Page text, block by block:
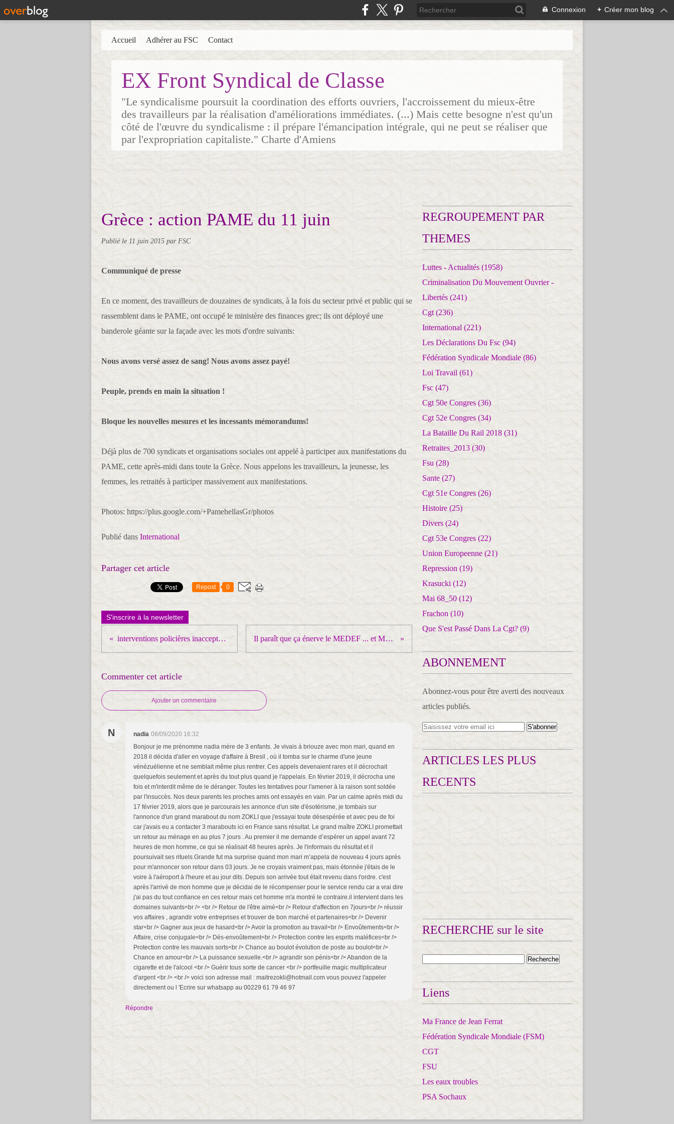
Connexion + Créer mon blog
EX Front Syndical de Classe
"Le syndicalisme poursuit la coordination des efforts ouvriers, l'accroissement du mieux-être
des travailleurs par la réalisation d'améliorations immédiates. (...) Mais cette besogne n'est qu'un
côté de l'œuvre du syndicalisme : il prépare l'émancipation intégrale, qui ne peut se réaliser que
par l'expropriation capitaliste." Charte d'Amiens
Accueil Adhérer au FSC Contact
Grèce : action PAME du 11 juin
Publié le 11 juin 2015 par FSC
Communiqué de presse
En ce moment, des travailleurs de douzaines de syndicats, à la fois du secteur privé et public qui se
rassemblent dans le PAME, ont occupé le ministère des finances grec; ils ont déployé une
banderole géante sur la façade avec les mots d'ordre suivants:
Nous avons versé assez de sang! Nous avons assez payé!
Peuple, prends en main la situation !
Bloque les nouvelles mesures et les incessants mémorandums!
Déjà plus de 700 syndicats et organisations sociales ont appelé à participer aux manifestations du
PAME, cette après-midi dans toute la Grèce. Nous appelons les travailleurs, la jeunesse, les
femmes, les retraités à participer massivement aux manifestations.
Photos: https://plus.google.com/+PamehellasGr/photos
Publié dans International
Partager cet article
Repost 0
S'inscrire à la newsletter
interventions policières inacceptables! Il paraît que ça énerve le MEDEF ... et Macron!
Commenter cet article
Ajouter un commentaire
N nadia 08/09/2020 16:32
Bonjour je me prénomme nadia mère de 3 enfants. Je vivais à briouze avec mon mari, quand en
2018 il décida d'aller en voyage d'affaire à Bresil , où il tomba sur le charme d'une jeune
vénézuélienne et ne semblait même plus rentrer. Ces appels devenaient rares et il décrochait
quelquefois seulement et après du tout plus quand je l'appelais. En février 2019, il décrocha une
fois et m'interdit même de le déranger. Toutes les tentatives pour l'amener à la raison sont soldée
par l'insuccès. Nos deux parents les proches amis ont essayés en vain. Par un calme après midi du
17 février 2019, alors que je parcourais les annonce d'un site d'ésotérisme, je tombais sur
l'annonce d'un grand marabout du nom ZOKLI que j'essayai toute désespérée et avec peu de foi
car j'avais eu a contacter 3 marabouts ici en France sans résultat. Le grand maître ZOKLI promettait
un retour au ménage en au plus 7 jours . Au premier il me demande d’espérer un appel avant 72
heures de mon homme, ce qui se réalisait 48 heures après. Je l'informais du résultat et il
poursuivait ses rituels.Grande fut ma surprise quand mon mari m’appela de nouveau 4 jours après
pour m'annoncer son retour dans 03 jours. Je ne croyais vraiment pas, mais étonnée j'étais de le
voire à l'aéroport à l'heure et au jour dits. Depuis son arrivée tout était revenu dans l'ordre. c'est
après l'arrivé de mon homme que je décidai de le récompenser pour le service rendu car a vrai dire
j'ai pas du tout confiance en ces retour mais cet homme m'a montré le contraire.il intervient dans les
domaines suivants<br /> <br /> Retour de l'être aimé<br /> Retour d'affection en 7jours<br /> réussir
vos affaires , agrandir votre entreprises et trouver de bon marché et partenaires<br /> Devenir
star<br /> Gagner aux jeux de hasard<br /> Avoir la promotion au travail<br /> Envoûtements<br />
Affaire, crise conjugale<br /> Dés-envoûtement<br /> Protection contre les esprits maléfices<br />
Protection contre les mauvais sorts<br /> Chance au boulot évolution de poste au boulot<br />
Chance en amour<br /> La puissance sexuelle.<br /> agrandir son pénis<br /> Abandon de la
cigarette et de l'alcool <br /> Guérir tous sorte de cancer <br /> portfeuille magic multiplicateur
d'argent <br /> <br /> voici son adresse mail : maitrezokli@hotmail.com vous pouvez l'appeler
directement ou l 'Ecrire sur whatsapp au 00229 61 79 46 97
Répondre
REGROUPEMENT PAR
THEMES
Luttes - Actualités (1958)
Criminalisation Du Mouvement Ouvrier -
Libertés (241)
Cgt (236)
International (221)
Les Déclarations Du Fsc (94)
Fédération Syndicale Mondiale (86)
Loi Travail (61)
Fsc (47)
Cgt 50e Congres (36)
Cgt 52e Congres (34)
La Bataille Du Rail 2018 (31)
Retraites_2013 (30)
Fsu (28)
Sante (27)
Cgt 51e Congres (26)
Histoire (25)
Divers (24)
Cgt 53e Congres (22)
Union Europeenne (21)
Repression (19)
Krasucki (12)
Mai 68_50 (12)
Frachon (10)
Que S'est Passé Dans La Cgt? (9)
ABONNEMENT
Abonnez-vous pour être averti des nouveaux
articles publiés.
ARTICLES LES PLUS
RECENTS
RECHERCHE sur le site
Liens
Ma France de Jean Ferrat
Fédération Syndicale Mondiale (FSM)
CGT
FSU
Les eaux troubles
PSA Sochaux